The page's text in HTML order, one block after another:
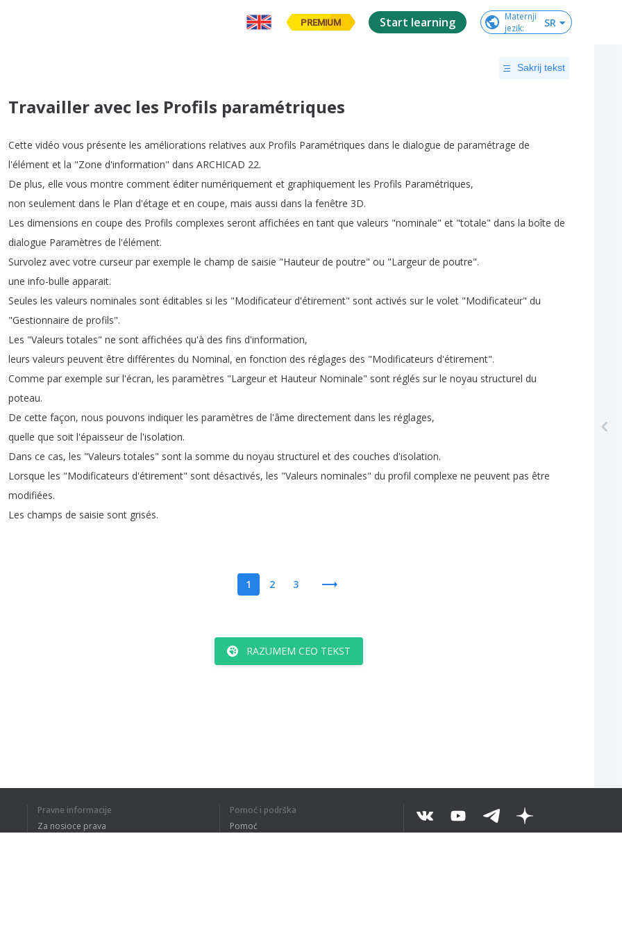
PREMIUM Start learning
Maternji
jezik: SR
Sakrij tekst
Travailler avec les Profils paramétriques
Cette vidéo vous présente les améliorations relatives aux Profils Paramétriques dans le dialogue de paramétrage de
l'élément et la "Zone d'information" dans ARCHICAD 22.
De plus, elle vous montre comment éditer numériquement et graphiquement les Profils Paramétriques,
non seulement dans le Plan d'étage et en coupe, mais aussi dans la fenêtre 3D.
Les dimensions en coupe des Profils complexes seront affichées en tant que valeurs "nominale" et "totale" dans la boîte de
dialogue Paramètres de l'élément.
Survolez avec votre curseur par exemple le champ de saisie "Hauteur de poutre" ou "Largeur de poutre".
une info-bulle apparait.
Seules les valeurs nominales sont éditables si les "Modificateur d'étirement" sont activés sur le volet "Modificateur" du
"Gestionnaire de profils".
Les "Valeurs totales" ne sont affichées qu'à des fins d'information,
leurs valeurs peuvent être différentes du Nominal, en fonction des réglages des "Modificateurs d'étirement".
Comme par exemple sur l'écran, les paramètres "Largeur et Hauteur Nominale" sont réglés sur le noyau structurel du
poteau.
De cette façon, nous pouvons indiquer les paramètres de l'âme directement dans les réglages,
quelle que soit l'épaisseur de l'isolation.
Dans ce cas, les "Valeurs totales" sont la somme du noyau structurel et des couches d'isolation.
Lorsque les "Modificateurs d'étirement" sont désactivés, les "Valeurs nominales" du profil complexe ne peuvent pas être
modifiées.
Les champs de saisie sont grisés.
1 2 3
RAZUMEM CEO TEKST
Pravne informacije
Za nosioce prava
Pomoć i podrška
Pomoć